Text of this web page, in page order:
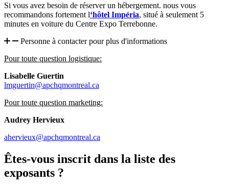
Si vous avez besoin de réserver un hébergement. nous vous
recommandons fortement l‘hôtel Impéria, situé à seulement 5
minutes en voiture du Centre Expo Terrebonne.
Personne à contacter pour plus d'informations
Pour toute question logistique:
Lisabelle Guertin
lmguertin@apchqmontreal.ca
Pour toute question marketing:
Audrey Hervieux
ahervieux@apchqmontreal.ca
Êtes-vous inscrit dans la liste des
exposants ?